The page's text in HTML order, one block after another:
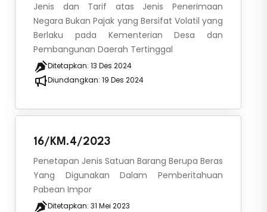
Jenis dan Tarif atas Jenis Penerimaan
Negara Bukan Pajak yang Bersifat Volatil yang
Berlaku pada Kementerian Desa dan
Pembangunan Daerah Tertinggal
Ditetapkan: 13 Des 2024
Diundangkan: 19 Des 2024
16/KM.4/2023
Penetapan Jenis Satuan Barang Berupa Beras
Yang Digunakan Dalam Pemberitahuan
Pabean Impor
Ditetapkan: 31 Mei 2023